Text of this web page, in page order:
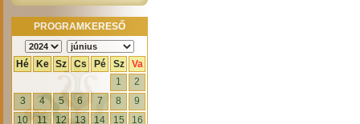
PROGRAMKERESŐ
Hé Ke Sz Cs Pé Sz
Va
1
2
3
4 5 6 7 8
9
10
11 12 13 14 15
16